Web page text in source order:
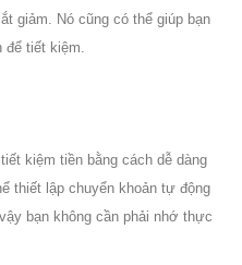
giảm. Nó cũng có thể giúp bạn
tiết kiệm.
kiệm tiền bằng cách dễ dàng
thiết lập chuyển khoản tự động
bạn không cần phải nhớ thực